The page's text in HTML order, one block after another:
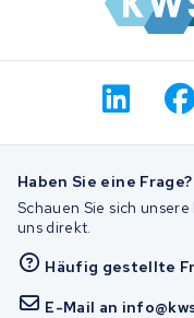
Haben Sie eine Frage?
Schauen Sie sich
uns direkt.
Häufig gestellte
E-Mail an